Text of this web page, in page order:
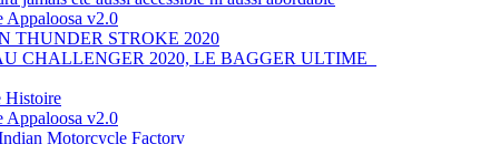
Appaloosa v2.0
THUNDER STROKE 2020
CHALLENGER 2020, LE BAGGER ULTIME
Histoire
Appaloosa v2.0
Motorcycle Factory